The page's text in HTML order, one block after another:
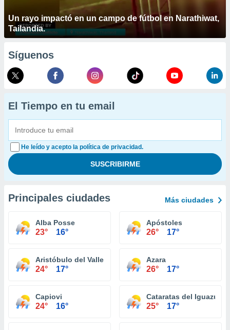
Un rayo impactó en un campo de fútbol en Narathiwat,
Tailandia.
Síguenos
El Tiempo en tu email
He leído y acepto la política de privacidad.
Principales ciudades Más ciudades
Alba Posse
23° 16°
Apóstoles
26° 17°
Aristóbulo del Valle
24° 17°
Azara
26° 17°
Capiovi
24° 16°
Cataratas del Iguazú
25° 17°